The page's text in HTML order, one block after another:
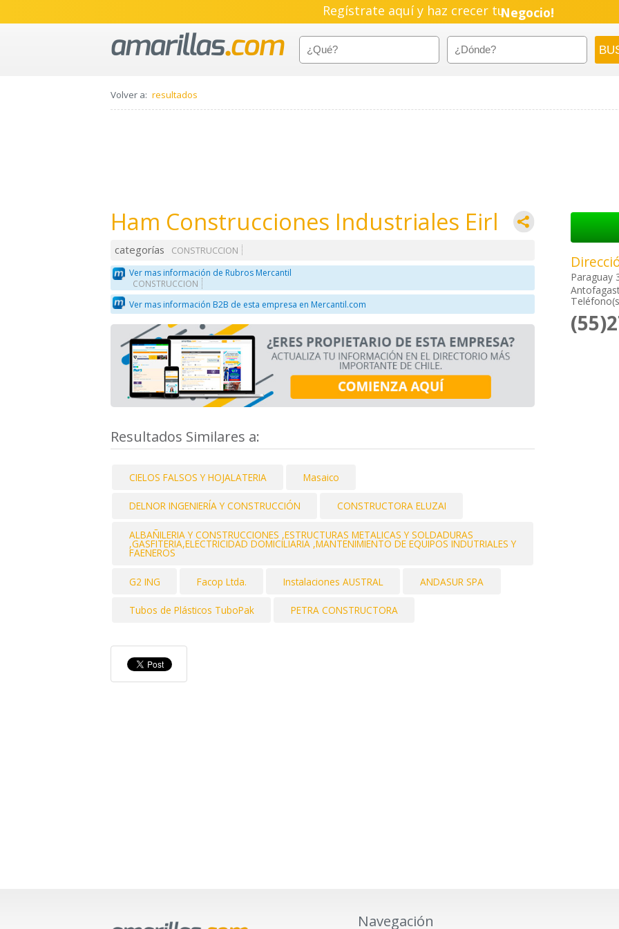
Regístrate aquí y haz crecer tuNegocio!
Pyme!
Emprendimiento!
Volver a: resultados
Ham Construcciones Industriales Eirl
categorías
CONSTRUCCION
Ver mas información de Rubros Mercantil
CONSTRUCCION
Ver mas información B2B de esta empresa en Mercantil.com
Resultados Similares a:
CIELOS FALSOS Y HOJALATERIA Masaico
DELNOR INGENIERÍA Y CONSTRUCCIÓN CONSTRUCTORA ELUZAI
ALBAÑILERIA Y CONSTRUCCIONES ,ESTRUCTURAS METALICAS Y SOLDADURAS
,GASFITERIA,ELECTRICIDAD DOMICILIARIA ,MANTENIMIENTO DE EQUIPOS INDUTRIALES Y
FAENEROS
G2 ING Facop Ltda. Instalaciones AUSTRAL ANDASUR SPA
Tubos de Plásticos TuboPak PETRA CONSTRUCTORA
Paraguay
Navegación